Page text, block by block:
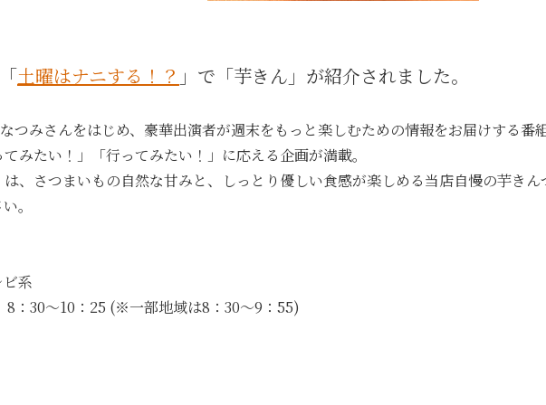
土曜はナニする！？ 」で「芋きん」が紹介されました。
つみさんをはじめ、豪華出演者が週末をもっと楽しむための情報をお届けする番組
みたい！」「行ってみたい！」に応える企画が満載。
、さつまいもの自然な甘みと、しっとり優しい食感が楽しめる当店自慢の芋きん
。
系
：30～10：25 (※一部地域は8：30～9：55)